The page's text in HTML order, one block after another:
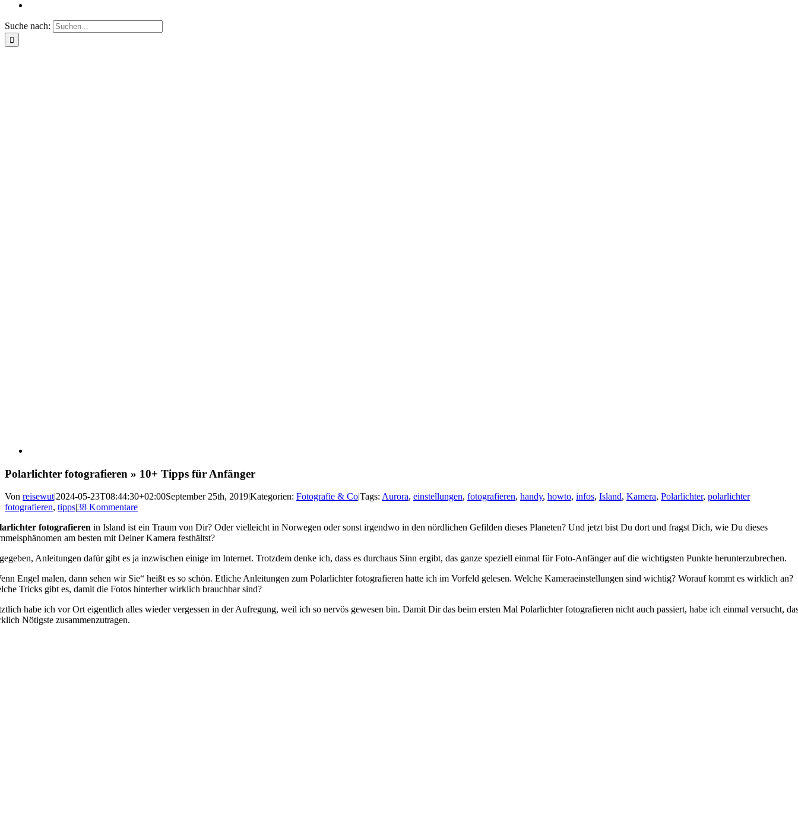
Suche nach:
Polarlichter fotografieren » 10+ Tipps für Anfänger
Von reisewut|2024-05-23T08:44:30+02:00September 25th, 2019|Kategorien: Fotografie & Co|Tags: Aurora, einstellungen, fotografieren, handy, howto, infos, Island, Kamera, Polarlichter, polarlichter
fotografieren, tipps|38 Kommentare
fotografieren in Island ist ein Traum von Dir? Oder vielleicht in Norwegen oder sonst irgendwo in den nördlichen Gefilden dieses Planeten? Und jetzt bist Du dort und fragst Dich, wie Du dieses
am besten mit Deiner Kamera festhältst?
Anleitungen dafür gibt es ja inzwischen einige im Internet. Trotzdem denke ich, dass es durchaus Sinn ergibt, das ganze speziell einmal für Foto-Anfänger auf die wichtigsten Punkte herunterzubrechen.
Engel malen, dann sehen wir Sie“ heißt es so schön. Etliche Anleitungen zum Polarlichter fotografieren hatte ich im Vorfeld gelesen. Welche Kameraeinstellungen sind wichtig? Worauf kommt es wirklich an?
Tricks gibt es, damit die Fotos hinterher wirklich brauchbar sind?
habe ich vor Ort eigentlich alles wieder vergessen in der Aufregung, weil ich so nervös gewesen bin. Damit Dir das beim ersten Mal Polarlichter fotografieren nicht auch passiert, habe ich einmal versucht,
Nötigste zusammenzutragen.